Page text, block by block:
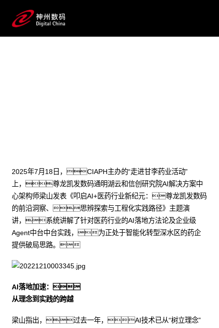
2025年7月18日，CIAPH主办的“走进甘李药业活动”
上，尊龙凯发数码通明湖云和信创研究院AI解决方案中
心架构师梁山发表《叩启AI+医药行业新纪元：尊龙凯发数码
的前沿洞察、思辨探索与工程化实践路径》主题演
讲，系统讲解了针对医药行业的AI落地方法论及企业级
Agent中台中台实践，为正处于智能化转型深水区的药企
提供破局思路。
AI落地加速：
从理念到实践的跨越
梁山指出，过去一年，AI技术已从“树立理念”